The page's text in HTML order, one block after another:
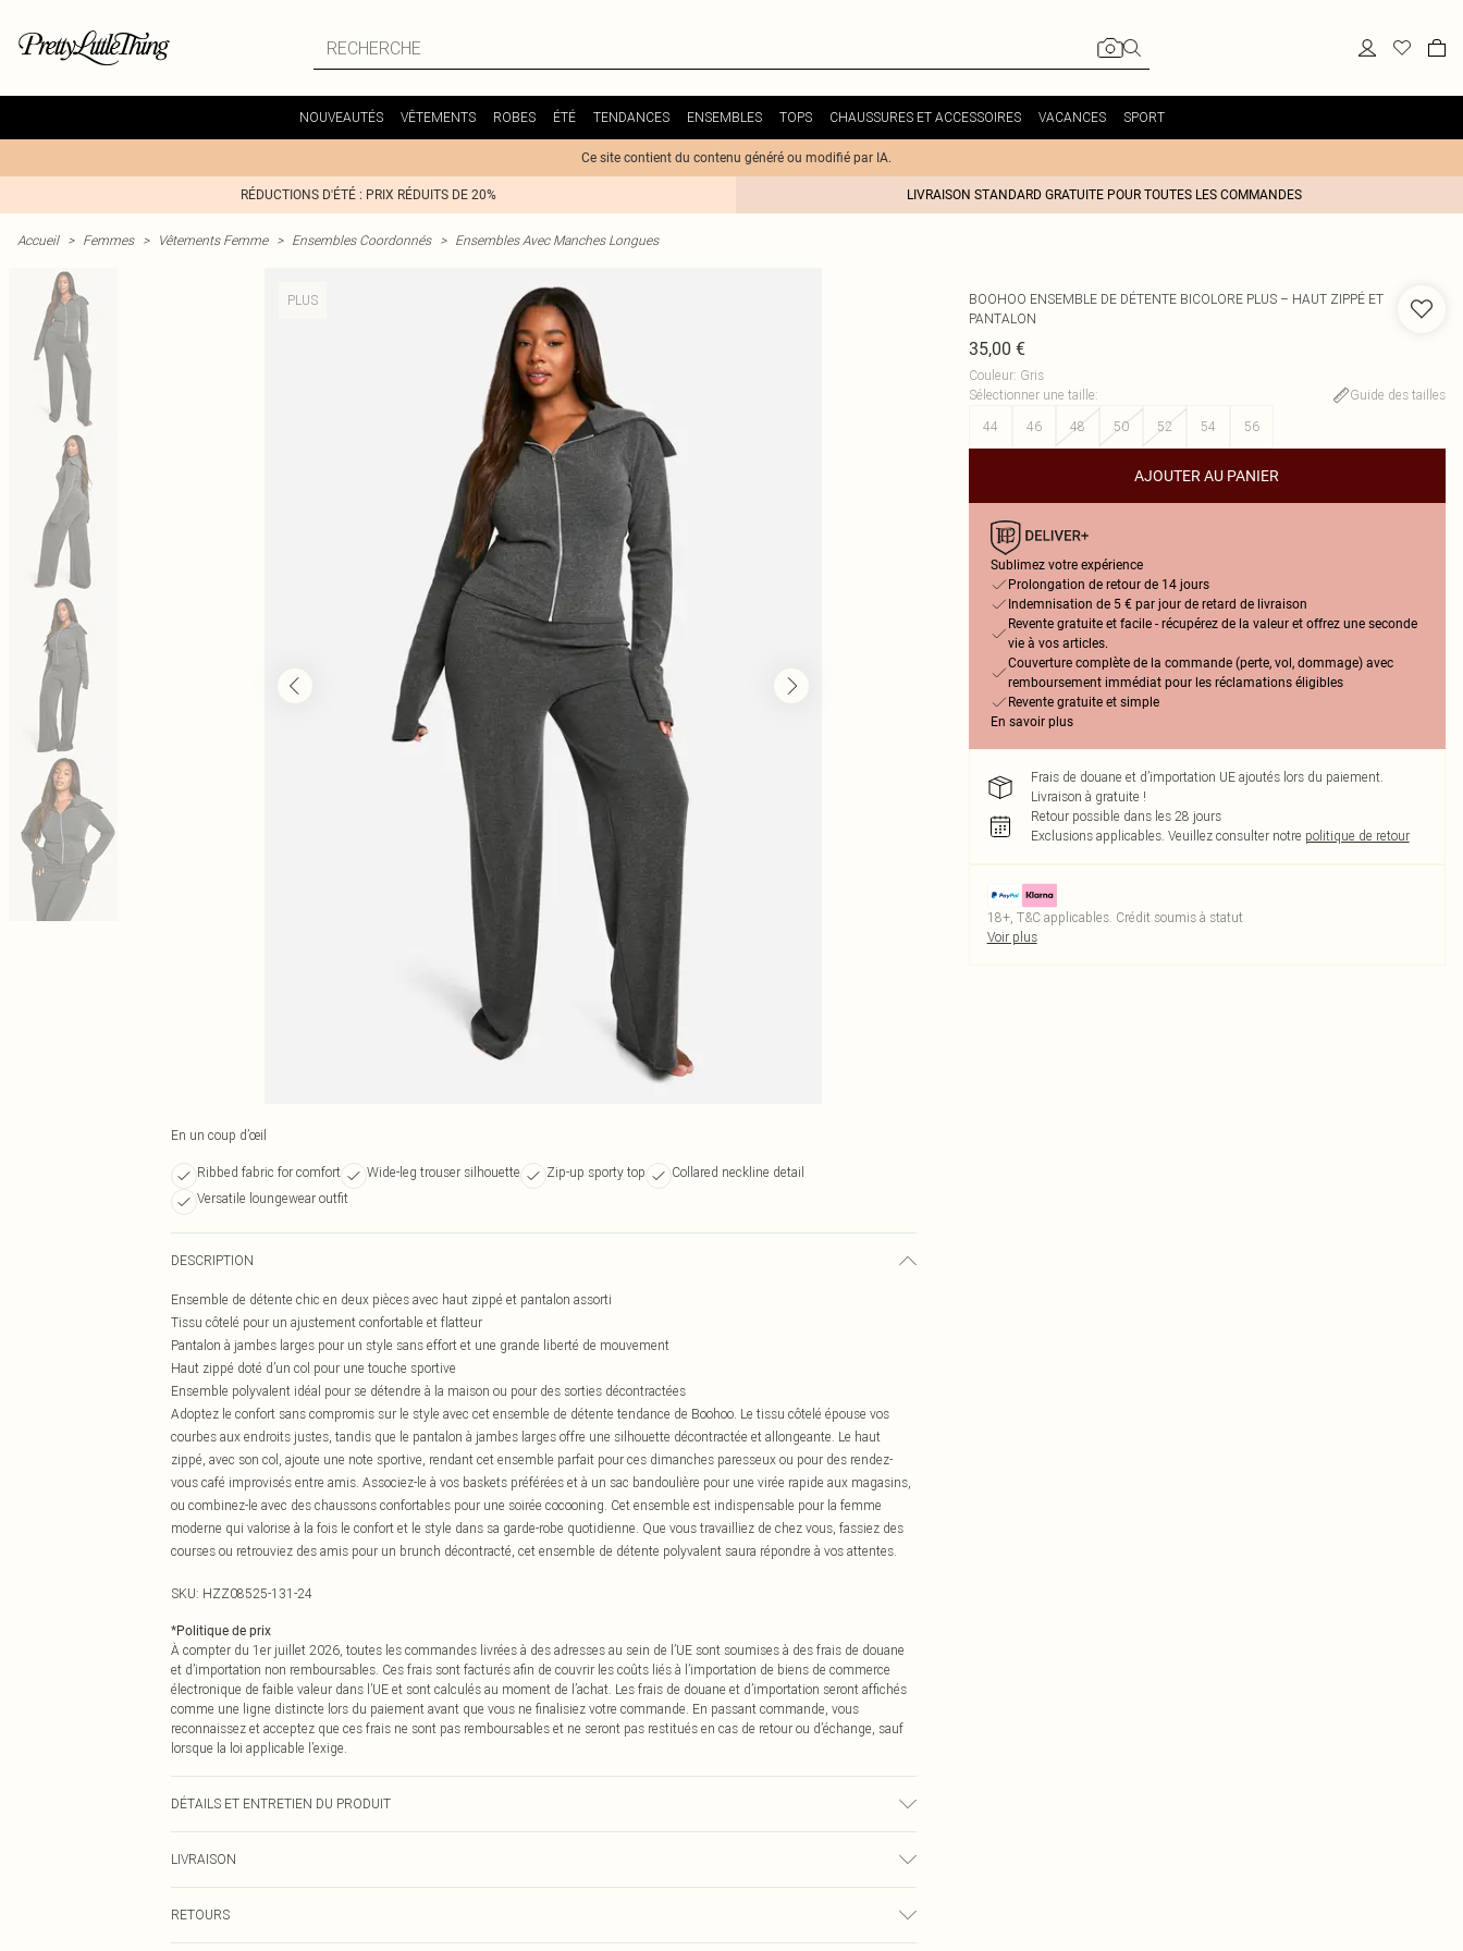
NOUVEAUTÉS VÊTEMENTS ROBES ÉTÉ TENDANCES ENSEMBLES TOPS CHAUSSURES ET ACCESSOIRES VACANCES SPORT
Ce site contient du contenu généré ou modifié par IA.
RÉDUCTIONS D'ÉTÉ : PRIX RÉDUITS DE 20% LIVRAISON STANDARD GRATUITE POUR TOUTES LES COMMANDES
Accueil > Femmes > Vêtements Femme > Ensembles Coordonnés > Ensembles Avec Manches Longues
PLUS
En un coup d’œil
Ribbed fabric for comfort Wide-leg trouser silhouette Zip-up sporty top
Collared neckline detail
Versatile loungewear outfit
DESCRIPTION
Ensemble de détente chic en deux pièces avec haut zippé et pantalon assorti
Tissu côtelé pour un ajustement confortable et flatteur
Pantalon à jambes larges pour un style sans effort et une grande liberté de mouvement
Haut zippé doté d’un col pour une touche sportive
Ensemble polyvalent idéal pour se détendre à la maison ou pour des sorties décontractées
Adoptez le confort sans compromis sur le style avec cet ensemble de détente tendance de Boohoo. Le tissu côtelé épouse vos
courbes aux endroits justes, tandis que le pantalon à jambes larges offre une silhouette décontractée et allongeante. Le haut
zippé, avec son col, ajoute une note sportive, rendant cet ensemble parfait pour ces dimanches paresseux ou pour des rendez-
vous café improvisés entre amis. Associez-le à vos baskets préférées et à un sac bandoulière pour une virée rapide aux magasins,
ou combinez-le avec des chaussons confortables pour une soirée cocooning. Cet ensemble est indispensable pour la femme
moderne qui valorise à la fois le confort et le style dans sa garde-robe quotidienne. Que vous travailliez de chez vous, fassiez des
courses ou retrouviez des amis pour un brunch décontracté, cet ensemble de détente polyvalent saura répondre à vos attentes.
SKU: HZZ08525-131-24
*Politique de prix
À compter du 1er juillet 2026, toutes les commandes livrées à des adresses au sein de l’UE sont soumises à des frais de douane
et d’importation non remboursables. Ces frais sont facturés afin de couvrir les coûts liés à l’importation de biens de commerce
électronique de faible valeur dans l’UE et sont calculés au moment de l’achat. Les frais de douane et d’importation seront affichés
comme une ligne distincte lors du paiement avant que vous ne finalisiez votre commande. En passant commande, vous
reconnaissez et acceptez que ces frais ne sont pas remboursables et ne seront pas restitués en cas de retour ou d’échange, sauf
lorsque la loi applicable l’exige.
DÉTAILS ET ENTRETIEN DU PRODUIT
LIVRAISON
RETOURS
BOOHOO ENSEMBLE DE DÉTENTE BICOLORE PLUS – HAUT ZIPPÉ ET
PANTALON
35,00 €
Couleur: Gris
Sélectionner une taille:
Guide des tailles
44
46 48 50 52 54 56
AJOUTER AU PANIER
Sublimez votre expérience
Prolongation de retour de 14 jours
Indemnisation de 5 € par jour de retard de livraison
Revente gratuite et facile - récupérez de la valeur et offrez une seconde
vie à vos articles.
Couverture complète de la commande (perte, vol, dommage) avec
remboursement immédiat pour les réclamations éligibles
Revente gratuite et simple
En savoir plus
Frais de douane et d’importation UE ajoutés lors du paiement.
Livraison à gratuite !
Retour possible dans les 28 jours
Exclusions applicables. Veuillez consulter notre politique de retour
18+, T&C applicables. Crédit soumis à statut
Voir plus